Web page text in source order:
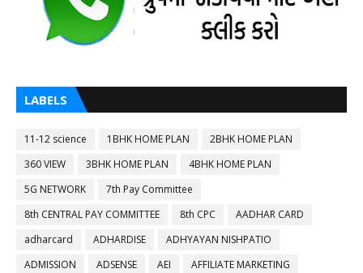
LABELS
11-12 science 1BHK HOME PLAN
2BHK HOME PLAN
360 VIEW
3BHK HOME PLAN
4BHK HOME PLAN
5G NETWORK
7th Pay Committee
8th CENTRAL PAY COMMITTEE
8th CPC
AADHAR CARD
adharcard
ADHARDISE
ADHYAYAN NISHPATIO
ADMISSION
ADSENSE AEI
AFFILIATE MARKETING